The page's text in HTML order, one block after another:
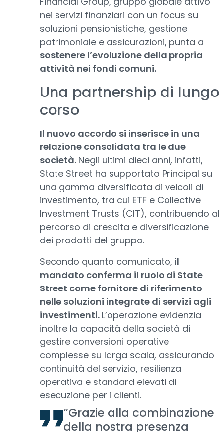
nei servizi finanziari con un focus su
soluzioni pensionistiche, gestione
patrimoniale e assicurazioni, punta a
sostenere l’evoluzione della propria
attività nei fondi comuni.
Una partnership di lungo
corso
Il nuovo accordo si inserisce in una
relazione consolidata tra le due
società. Negli ultimi dieci anni, infatti,
State Street ha supportato Principal su
una gamma diversificata di veicoli di
investimento, tra cui ETF e Collective
Investment Trusts (CIT), contribuendo al
percorso di crescita e diversificazione
dei prodotti del gruppo.
Secondo quanto comunicato, il
mandato conferma il ruolo di State
Street come fornitore di riferimento
nelle soluzioni integrate di servizi agli
investimenti. L’operazione evidenzia
inoltre la capacità della società di
gestire conversioni operative
complesse su larga scala, assicurando
continuità del servizio, resilienza
operativa e standard elevati di
esecuzione per i clienti.
“Grazie alla combinazione
della nostra presenza